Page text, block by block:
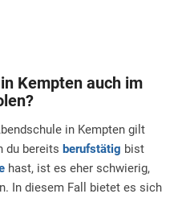
Kempten auch im
in Kempten gilt
du bereits berufstätig bist
hast, ist es eher schwierig,
In diesem Fall bietet es sich